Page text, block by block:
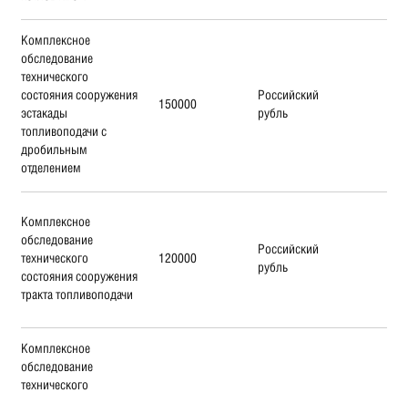
Комплексное
обследование
технического
состояния сооружения
эстакады
топливоподачи с
дробильным
отделением
150000
Российский
рубль
Комплексное
обследование
технического
состояния сооружения
тракта топливоподачи
120000
Российский
рубль
Комплексное
обследование
технического